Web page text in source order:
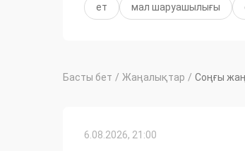
ет мал шаруашылығы
Басты бет / Жаңалықтар / Соңғы
6.08.2026, 21:00